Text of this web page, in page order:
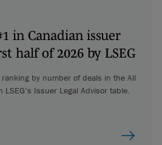
in Canadian issuer
half of 2026 by LSEG
by number of deals in the All
LSEG’s Issuer Legal Advisor table.